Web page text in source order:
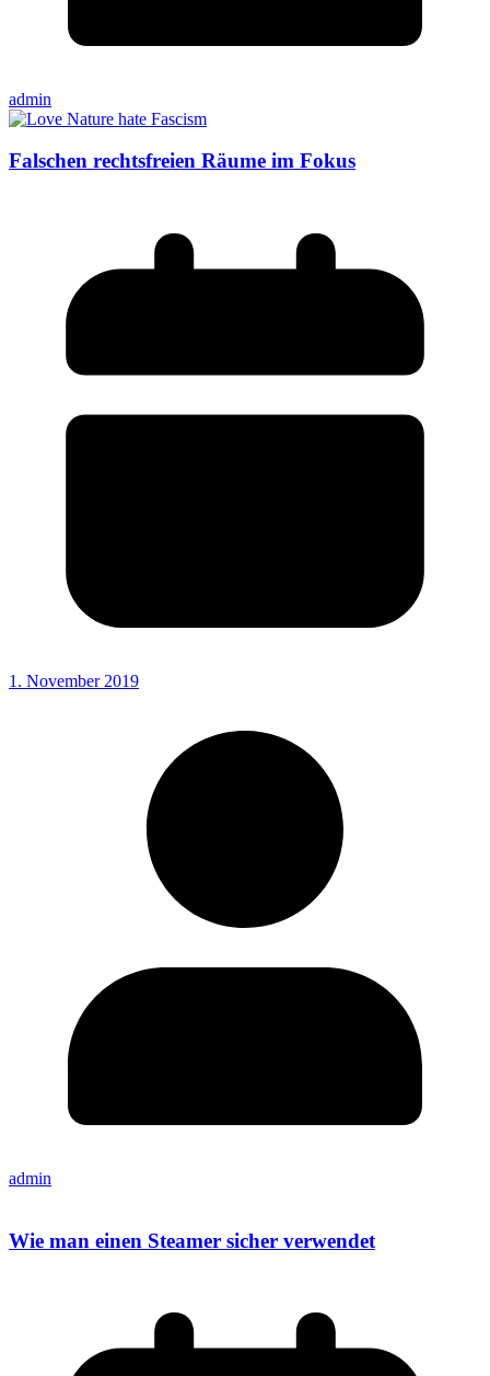
admin
Falschen rechtsfreien Räume im Fokus
1. November 2019
admin
Wie man einen Steamer sicher verwendet